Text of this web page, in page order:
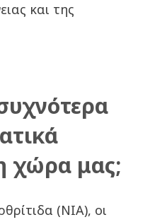
και της
χώρα μας;
(NIA), οι